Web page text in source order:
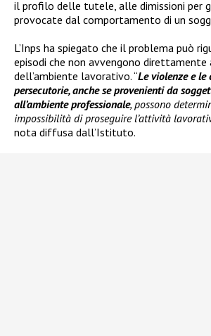
il profilo delle tutele, alle dimissioni per
provocate dal comportamento di un
L’Inps ha spiegato che il problema può
episodi che non avvengono direttamente
dell’ambiente lavorativo. “Le violenze e le
persecutorie, anche se provenienti da
all’ambiente professionale, possono
impossibilità di proseguire l’attività
nota diffusa dall’Istituto.